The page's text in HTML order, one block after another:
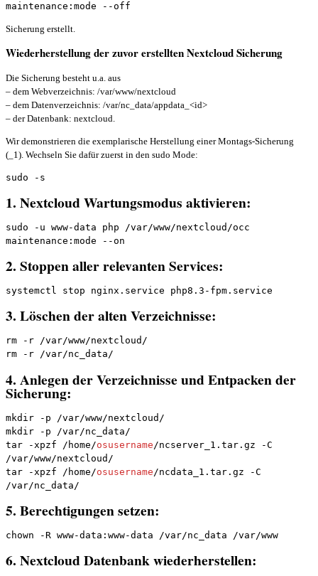
maintenance:mode --off
Sicherung erstellt.
Wiederherstellung der zuvor erstellten Nextcloud Sicherung
Die Sicherung besteht u.a. aus
– dem Webverzeichnis: /var/www/nextcloud
– dem Datenverzeichnis: /var/nc_data/appdata_<id>
– der Datenbank: nextcloud.
Wir demonstrieren die exemplarische Herstellung einer Montags-Sicherung
(_1). Wechseln Sie dafür zuerst in den sudo Mode:
sudo -s
1. Nextcloud Wartungsmodus aktivieren:
sudo -u www-data php /var/www/nextcloud/occ
maintenance:mode --on
2. Stoppen aller relevanten Services:
systemctl stop nginx.service php8.3-fpm.service
3. Löschen der alten Verzeichnisse:
rm -r /var/www/nextcloud/
rm -r /var/nc_data/
4. Anlegen der Verzeichnisse und Entpacken der
Sicherung:
mkdir -p /var/www/nextcloud/
mkdir -p /var/nc_data/
tar -xpzf /home/osusername /ncserver_1.tar.gz -C
/var/www/nextcloud/
tar -xpzf /home/osusername /ncdata_1.tar.gz -C
/var/nc_data/
5. Berechtigungen setzen:
chown -R www-data:www-data /var/nc_data /var/www
6. Nextcloud Datenbank wiederherstellen: